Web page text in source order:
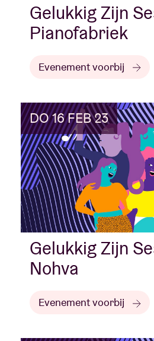
Gelukkig Zijn
Pianofabriek
Evenement voorbij
DO 16 FEB 23
Gelukkig Zijn
Nohva
Evenement voorbij